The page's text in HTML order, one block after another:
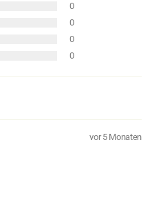
0
0
0
0
vor 5 Monaten